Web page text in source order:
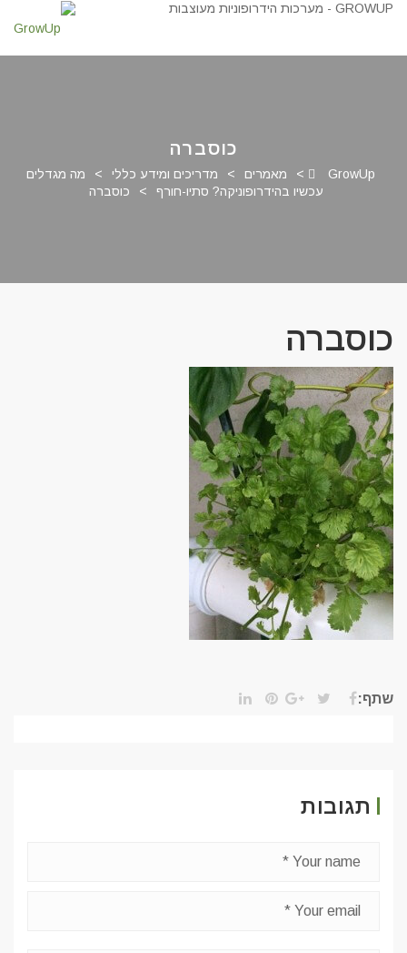
כוסברה
GrowUp
> מאמרים > מדריכים ומידע כללי >
מה מגדלים
עכשיו בהידרופוניקה? סתיו-חורף
> כוסברה
כוסברה
שתף:
תגובות